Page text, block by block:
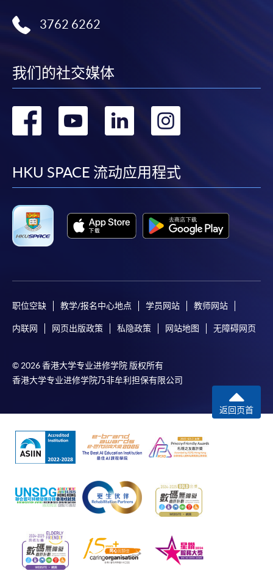
3762 6262
我们的社交媒体
转
facebook
转
youtube
转
linkedin
转
HKU SPACE 流动应用程式
职位空缺 教学/报名中心地点 学员网站 教师网站
内联网 网页出版政策 私隐政策 网站地图 无障碍网页
© 2026 香港大学专业进修学院 版权所有
香港大学专业进修学院乃非牟利担保有限公司
返回页首